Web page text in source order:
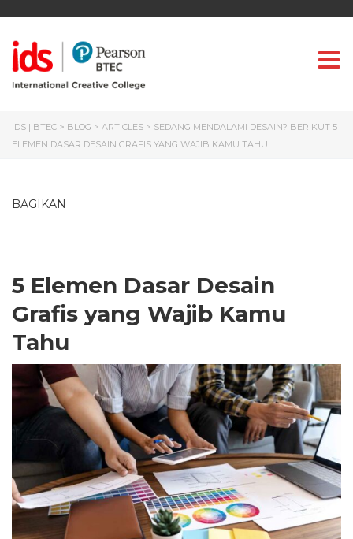
IDS | BTEC > BLOG > ARTICLES > SEDANG MENDALAMI DESAIN? BERIKUT 5
ELEMEN DASAR DESAIN GRAFIS YANG WAJIB KAMU TAHU
BAGIKAN
5 Elemen Dasar Desain
Grafis yang Wajib Kamu
Tahu